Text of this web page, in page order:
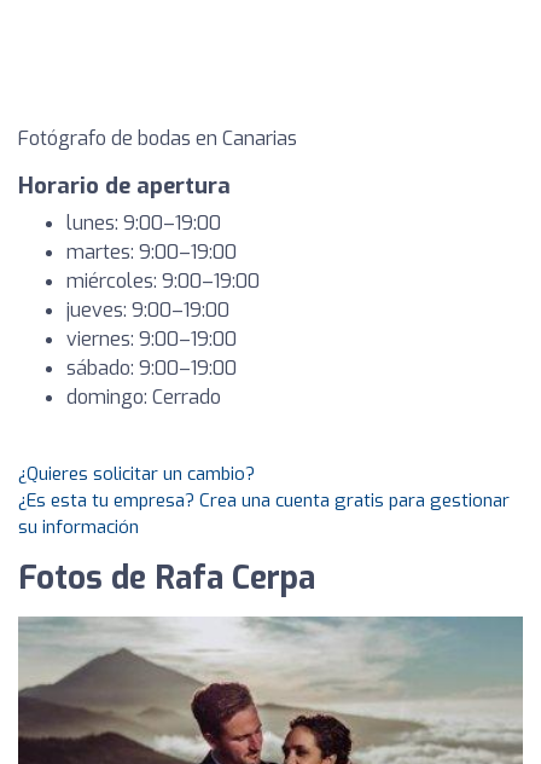
Fotógrafo de bodas en Canarias
Horario de apertura
lunes: 9:00–19:00
martes: 9:00–19:00
miércoles: 9:00–19:00
jueves: 9:00–19:00
viernes: 9:00–19:00
sábado: 9:00–19:00
domingo: Cerrado
¿Quieres solicitar un cambio?
¿Es esta tu empresa? Crea una cuenta gratis para gestionar
su información
Fotos de Rafa Cerpa